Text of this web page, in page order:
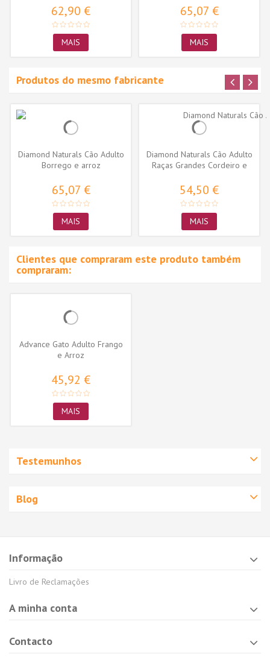
62,90 €
MAIS
65,07 €
MAIS
Produtos do mesmo fabricante
Diamond Naturals Cão Adulto
Borrego e arroz
65,07 €
MAIS
Diamond Naturals Cão Adulto
Raças Grandes Cordeiro e
54,50 €
MAIS
Clientes que compraram este produto também
compraram:
Advance Gato Adulto Frango
e Arroz
45,92 €
MAIS
Testemunhos
Blog
Informação
Livro de Reclamações
A minha conta
Contacto